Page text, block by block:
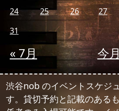
« 7月 今
24
25 26 27
31
渋谷nob のイベントスケジ
す。貸切予約と記載のある